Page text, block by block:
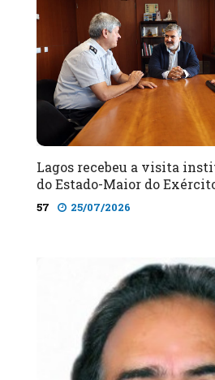
Lagos recebeu a visita
do Estado-Maior do
57 25/07/2026